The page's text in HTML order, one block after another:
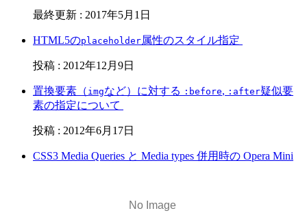
最終更新 : 2017年5月1日
HTML5のplaceholder属性のスタイル指定
投稿 : 2012年12月9日
置換要素（ imgなど）に対する :before, :after疑似要
素の指定について
投稿 : 2012年6月17日
CSS3 Media Queries と Media types 併用時の Opera Mini